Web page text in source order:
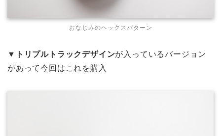
おなじみのヘックスパターン
▼ トリプルトラックデザインが入っているバージョン
があって今回はこれを購入